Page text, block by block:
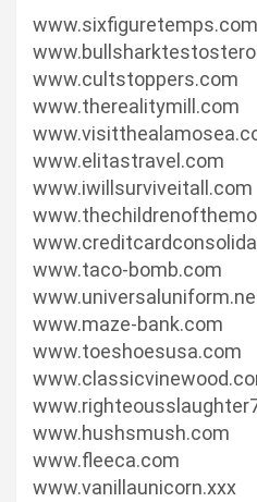
www.sixfiguretemps.com
www.cultstoppers.com
www.therealitymill.com
www.elitastravel.com
www.iwillsurviveitall.com
www.taco-bomb.com
www.maze-bank.com
www.toeshoesusa.com
www.hushsmush.com
www.fleeca.com
www.vanillaunicorn.xxx